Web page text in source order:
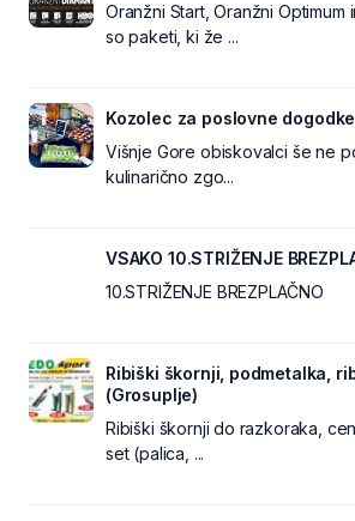
Oranžni Start, Oranžni Optimum
so paketi, ki že ...
Kozolec za poslovne
Višnje Gore obiskovalci še ne
kulinarično zgo...
VSAKO 10.STRIŽENJE
10.STRIŽENJE BREZPLAČNO
Ribiški škornji, podmetalka,
(Grosuplje)
Ribiški škornji do razkoraka,
set (palica, ...